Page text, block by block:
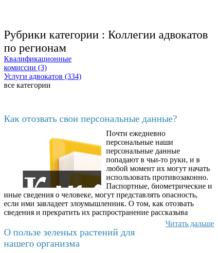
Рубрики категории : Коллегии адвокатов
по регионам
Квалификационные
комиссии (3)
Услуги адвокатов (334)
все категории
Как отозвать свои персональные данные?
Почти ежедневно
персональные наши
персональные данные
попадают в чьи-то руки, и в
любой момент их могут начать
использовать противозаконно.
Паспортные, биометрические и
иные сведения о человеке, могут представлять опасность,
если ими завладеет злоумышленник. О том, как отозвать
сведения и прекратить их распространение рассказыва
Читать дальше
О пользе зеленых растений для
нашего организма